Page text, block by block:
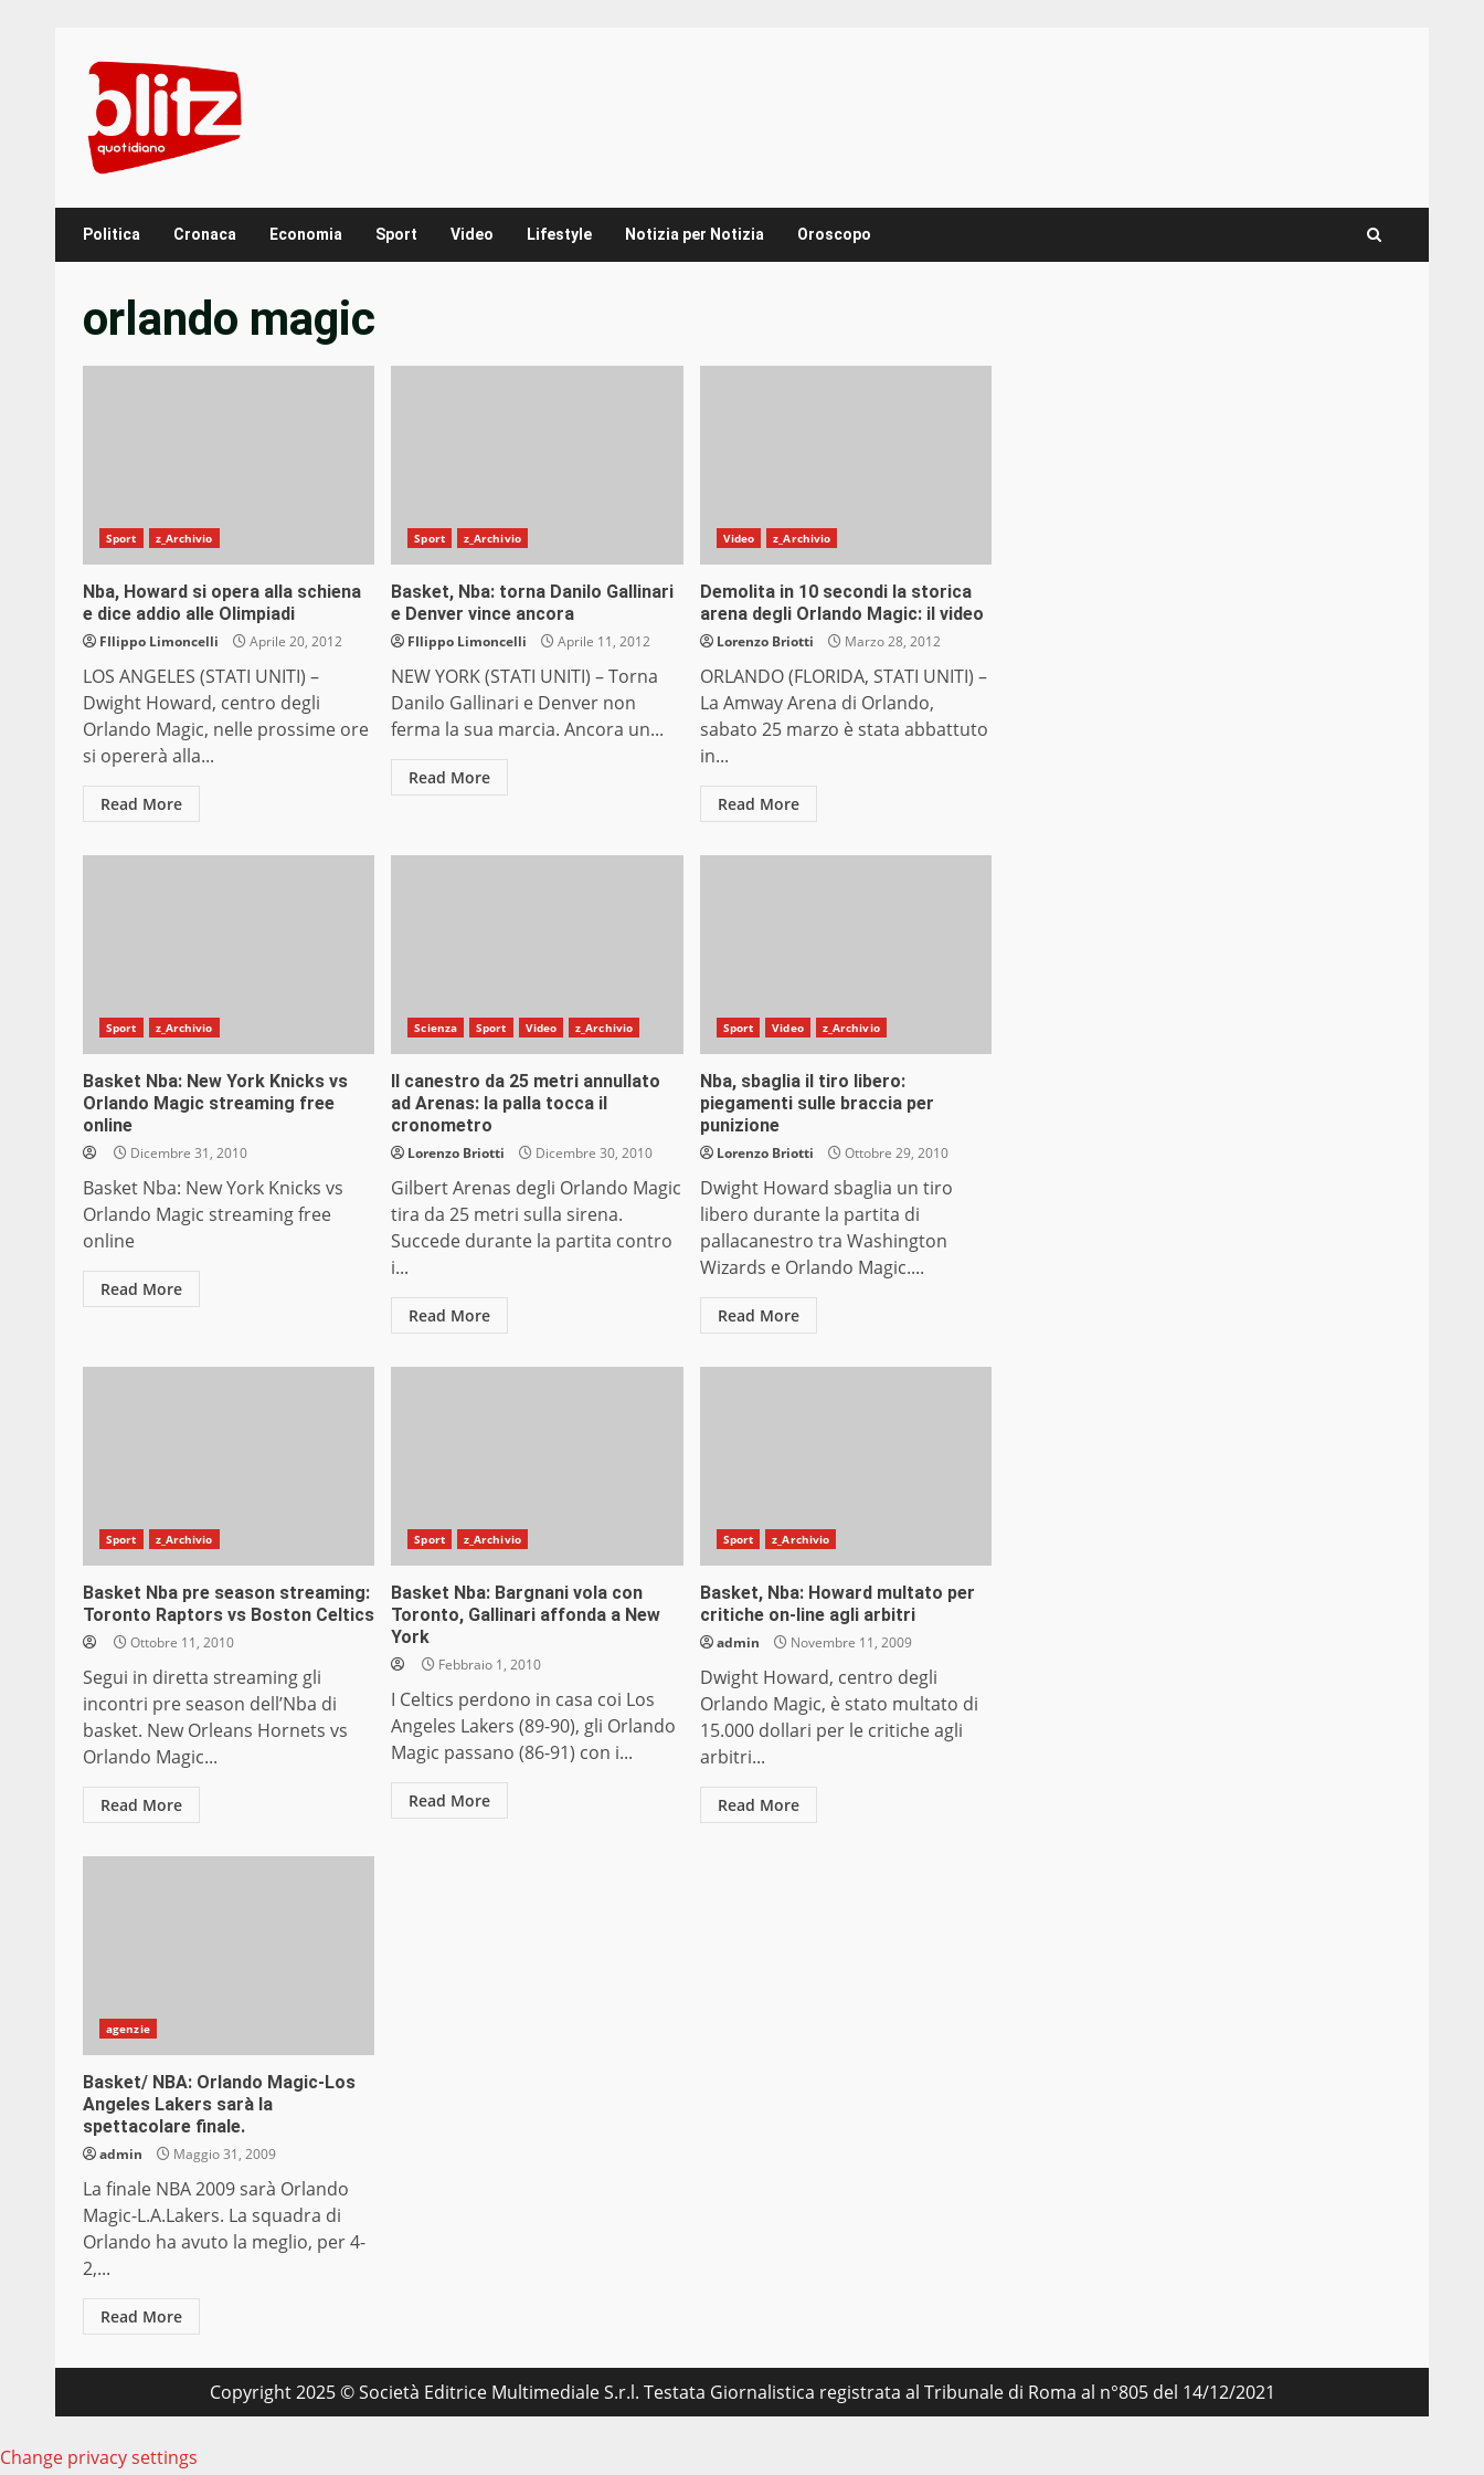
content
Politica Cronaca Economia Sport Video Lifestyle Notizia per Notizia Oroscopo
orlando magic
Sport z_Archivio
Nba, Howard si opera alla schiena
e dice addio alle Olimpiadi
FIlippo Limoncelli Aprile 20, 2012
LOS ANGELES (STATI UNITI) –
Dwight Howard, centro degli
Orlando Magic, nelle prossime ore
si opererà alla...
Read More
Sport z_Archivio
Basket, Nba: torna Danilo Gallinari
e Denver vince ancora
FIlippo Limoncelli Aprile 11, 2012
NEW YORK (STATI UNITI) – Torna
Danilo Gallinari e Denver non
ferma la sua marcia. Ancora un...
Read More
Video z_Archivio
Demolita in 10 secondi la storica
arena degli Orlando Magic: il video
Lorenzo Briotti Marzo 28, 2012
ORLANDO (FLORIDA, STATI UNITI) –
La Amway Arena di Orlando,
sabato 25 marzo è stata abbattuto
in...
Read More
Sport z_Archivio
Basket Nba: New York Knicks vs
Orlando Magic streaming free
online
Dicembre 31, 2010
Basket Nba: New York Knicks vs
Orlando Magic streaming free
online
Read More
Scienza Sport Video z_Archivio
Il canestro da 25 metri annullato
ad Arenas: la palla tocca il
cronometro
Lorenzo Briotti Dicembre 30, 2010
Gilbert Arenas degli Orlando Magic
tira da 25 metri sulla sirena.
Succede durante la partita contro
i...
Read More
Sport Video z_Archivio
Nba, sbaglia il tiro libero:
piegamenti sulle braccia per
punizione
Lorenzo Briotti Ottobre 29, 2010
Dwight Howard sbaglia un tiro
libero durante la partita di
pallacanestro tra Washington
Wizards e Orlando Magic....
Read More
Sport z_Archivio
Basket Nba pre season streaming:
Toronto Raptors vs Boston Celtics
Ottobre 11, 2010
Segui in diretta streaming gli
incontri pre season dell’Nba di
basket. New Orleans Hornets vs
Orlando Magic...
Read More
Sport z_Archivio
Basket Nba: Bargnani vola con
Toronto, Gallinari affonda a New
York
Febbraio 1, 2010
I Celtics perdono in casa coi Los
Angeles Lakers (89-90), gli Orlando
Magic passano (86-91) con i...
Read More
Sport z_Archivio
Basket, Nba: Howard multato per
critiche on-line agli arbitri
admin Novembre 11, 2009
Dwight Howard, centro degli
Orlando Magic, è stato multato di
15.000 dollari per le critiche agli
arbitri...
Read More
agenzie
Basket/ NBA: Orlando Magic-Los
Angeles Lakers sarà la
spettacolare finale.
admin Maggio 31, 2009
La finale NBA 2009 sarà Orlando
Magic-L.A.Lakers. La squadra di
Orlando ha avuto la meglio, per 4-
2,...
Read More
Copyright 2025 © Società Editrice Multimediale S.r.l. Testata Giornalistica registrata al Tribunale di Roma al n°805 del 14/12/2021
Change privacy settings